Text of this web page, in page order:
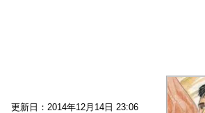
更新日：2014年12月14日 23:06